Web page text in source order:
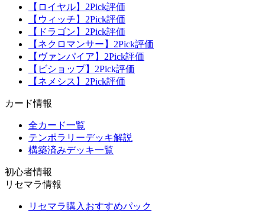
【ロイヤル】2Pick評価
【ウィッチ】2Pick評価
【ドラゴン】2Pick評価
【ネクロマンサー】2Pick評価
【ヴァンパイア】2Pick評価
【ビショップ】2Pick評価
【ネメシス】2Pick評価
カード情報
全カード一覧
テンポラリーデッキ解説
構築済みデッキ一覧
初心者情報
リセマラ情報
リセマラ購入おすすめパック